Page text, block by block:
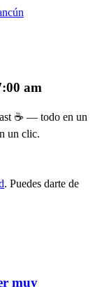
am
☕ — todo en un
un clic.
. Puedes darte de
muy